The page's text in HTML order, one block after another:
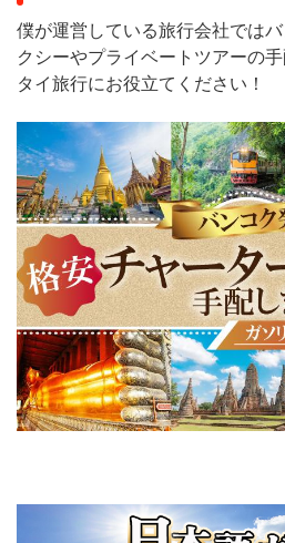
僕が運営している旅行会社では
クシーやプライベートツアーの手
タイ旅行にお役立てください！